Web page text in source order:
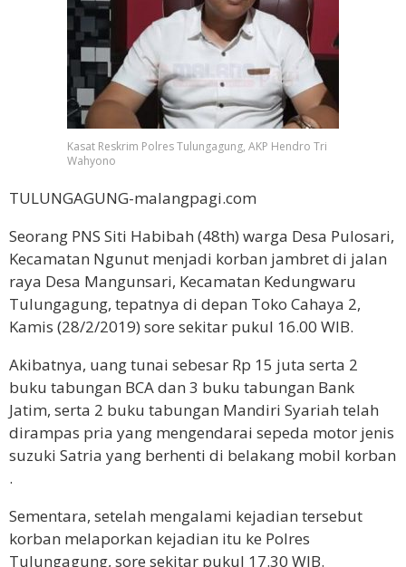
Kasat Reskrim Polres Tulungagung, AKP Hendro Tri
Wahyono
TULUNGAGUNG-malangpagi.com
Seorang PNS Siti Habibah (48th) warga Desa Pulosari,
Kecamatan Ngunut menjadi korban jambret di jalan
raya Desa Mangunsari, Kecamatan Kedungwaru
Tulungagung, tepatnya di depan Toko Cahaya 2,
Kamis (28/2/2019) sore sekitar pukul 16.00 WIB.
Akibatnya, uang tunai sebesar Rp 15 juta serta 2
buku tabungan BCA dan 3 buku tabungan Bank
Jatim, serta 2 buku tabungan Mandiri Syariah telah
dirampas pria yang mengendarai sepeda motor jenis
suzuki Satria yang berhenti di belakang mobil korban
.
Sementara, setelah mengalami kejadian tersebut
korban melaporkan kejadian itu ke Polres
Tulungagung, sore sekitar pukul 17.30 WIB.